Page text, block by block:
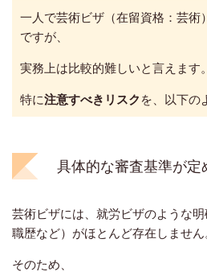
一人で芸術ビザ（在留資格：芸術
ですが、
実務上は比較的難しいと言えます。
特に注意すべきリスク を、以下の
具体的な審査基準が定
芸術ビザには、就労ビザのような
職歴など）がほとんど存在しません
そのため、